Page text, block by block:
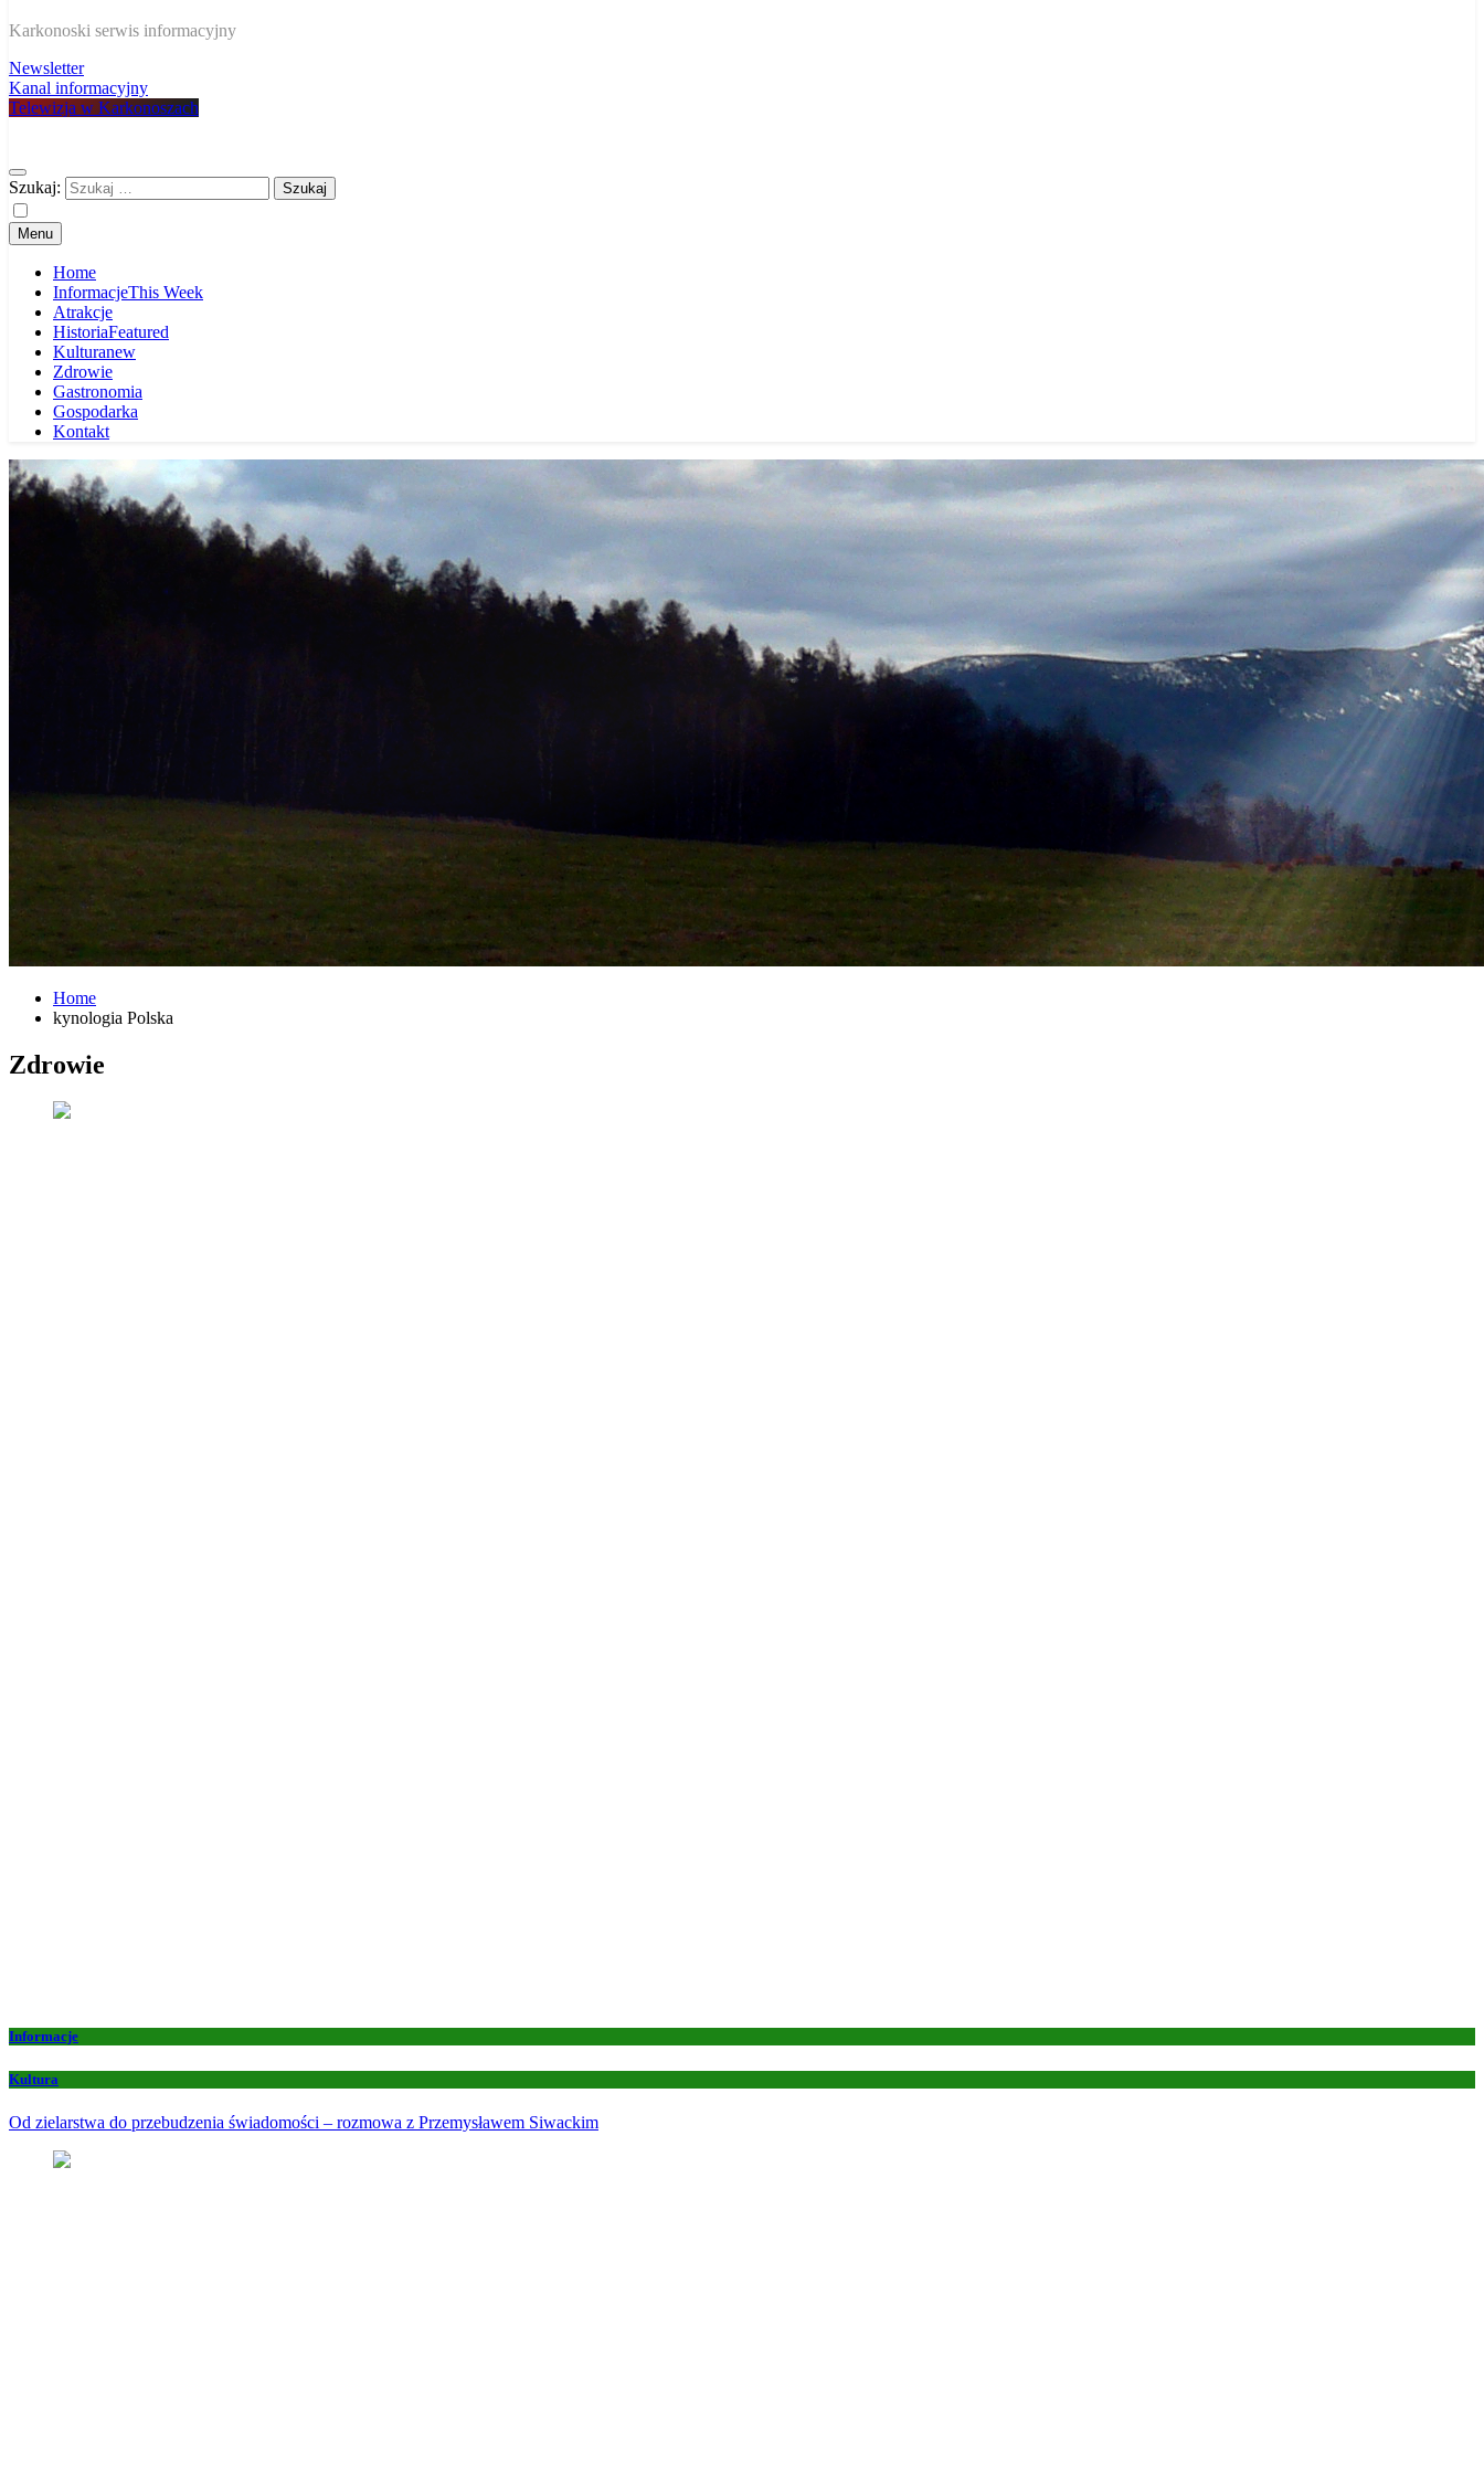
W Karkonoszach
Karkonoski serwis informacyjny
Newsletter
Kanal informacyjny
Telewizja w Karkonoszach
Szukaj:
Menu
Home
InformacjeThis Week
Atrakcje
HistoriaFeatured
Kulturanew
Zdrowie
Gastronomia
Gospodarka
Kontakt
Home
kynologia Polska
Zdrowie
Informacje
Kultura
Od zielarstwa do przebudzenia świadomości – rozmowa z Przemysławem Siwackim